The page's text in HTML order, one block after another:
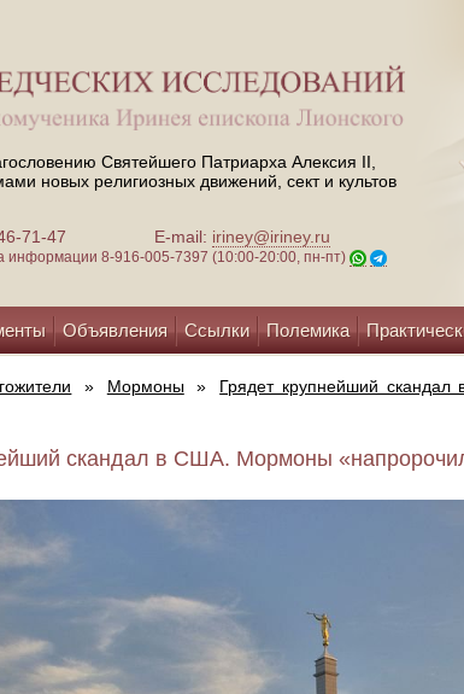
Святейшего Патриарха Алексия II,
новых религиозных движений, сект и культов
71-47 E-mail: iriney@iriney.ru
информации 8-916-005-7397 (10:00-20:00, пн-пт)
Объявления Ссылки Полемика
» Мормоны »
Грядет крупнейший
скандал в США. Мормоны